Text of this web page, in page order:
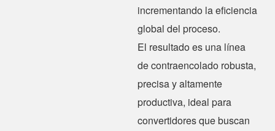
incrementando la eficiencia
global del proceso.
El resultado es una línea
de contraencolado robusta,
precisa y altamente
productiva, ideal para
convertidores que buscan